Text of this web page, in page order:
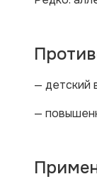
— детский
—